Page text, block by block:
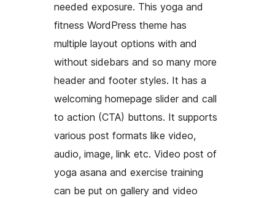
needed exposure. This yoga and
fitness WordPress theme has
multiple layout options with and
without sidebars and so many more
header and footer styles. It has a
welcoming homepage slider and call
to action (CTA) buttons. It supports
various post formats like video,
audio, image, link etc. Video post of
yoga asana and exercise training
can be put on gallery and video